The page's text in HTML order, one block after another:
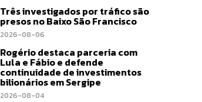
Três investigados por tráfico são
presos no Baixo São Francisco
2026-08-06
Rogério destaca parceria com
Lula e Fábio e defende
continuidade de investimentos
bilionários em Sergipe
2026-08-04